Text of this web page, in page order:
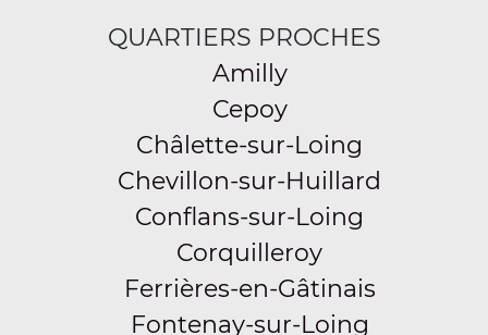
QUARTIERS PROCHES
Amilly
Cepoy
Châlette-sur-Loing
Chevillon-sur-Huillard
Conflans-sur-Loing
Corquilleroy
Ferrières-en-Gâtinais
Fontenay-sur-Loing